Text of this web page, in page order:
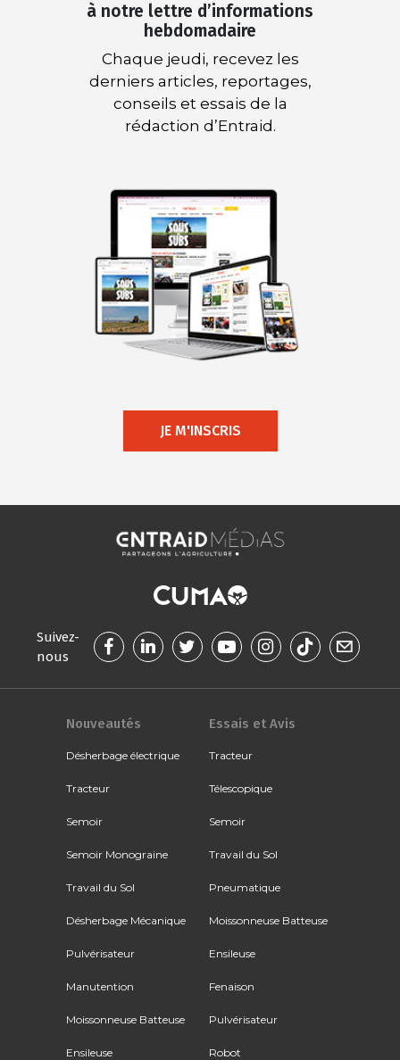
à notre lettre d’informations
hebdomadaire
Chaque jeudi, recevez les
derniers articles, reportages,
conseils et essais de la
rédaction d’Entraid.
JE M'INSCRIS
Suivez-
nous
Nouveautés
Désherbage électrique
Tracteur
Semoir
Semoir Monograine
Travail du Sol
Désherbage Mécanique
Pulvérisateur
Manutention
Moissonneuse Batteuse
Ensileuse
Essais et Avis
Tracteur
Télescopique
Semoir
Travail du Sol
Pneumatique
Moissonneuse Batteuse
Ensileuse
Fenaison
Pulvérisateur
Robot